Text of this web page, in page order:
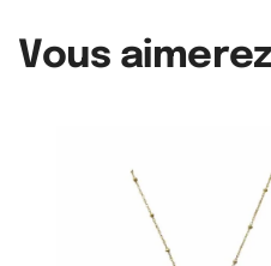
Vous